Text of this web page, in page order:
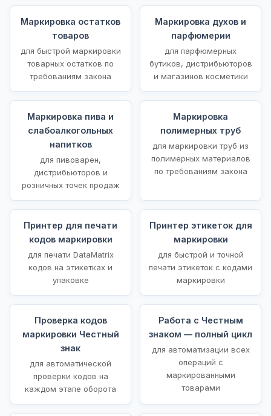
Маркировка остатков
товаров
для быстрой маркировки
товарных остатков по
требованиям закона
Маркировка духов и
парфюмерии
для парфюмерных
бутиков, дистрибьюторов
и магазинов косметики
Маркировка пива и
слабоалкогольных
напитков
для пивоварен,
дистрибьюторов и
розничных точек продаж
Маркировка
полимерных труб
для маркировки труб из
полимерных материалов
по требованиям закона
Принтер для печати
кодов маркировки
для печати DataMatrix
кодов на этикетках и
упаковке
Принтер этикеток для
маркировки
для быстрой и точной
печати этикеток с кодами
маркировки
Проверка кодов
маркировки Честный
знак
для автоматической
проверки кодов на
каждом этапе оборота
Работа с Честным
знаком — полный цикл
для автоматизации всех
операций с
маркированными
товарами